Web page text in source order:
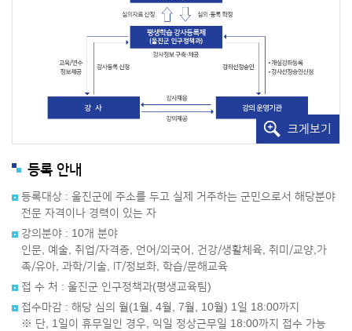
크게보기
등록 안내
등록대상 : 울진군에 주소를 두고 실제 거주하는 군민으로서 해당분야
전문 자격이나 경력이 있는 자
강의분야 : 10개 분야
인문, 예술, 취업/자격증, 언어/외국어, 건강/생활체육, 취미/교양,가
족/유아, 과학/기술, IT/정보화, 학습/문해교육
접 수 처 : 울진군 인구정책과(평생교육팀)
접수마감 : 해당 심의 월(1월, 4월, 7월, 10월) 1일 18:00까지
※ 단, 1일이 휴무일인 경우, 익일 정상근무일 18:00까지 접수 가능